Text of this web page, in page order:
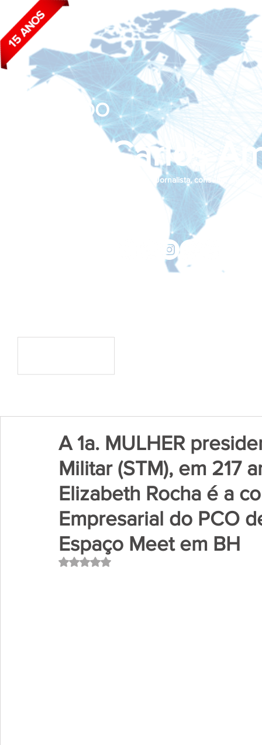
João Carlos
BLOG DO
Jornalista, consultor de
A 1a. MULHER
Militar (STM), em 217
Elizabeth Rocha é a
Empresarial do PCO
Espaço Meet em BH
Avaliado com NaN de 5 estrelas.